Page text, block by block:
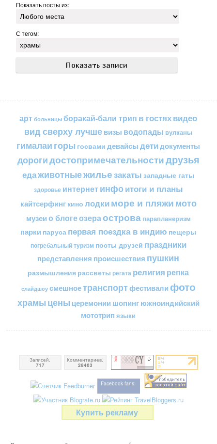
Показать посты из:
С тегом:
арт больницы боракай-бали трип в гостяхвидео
вид сверху лучшевизы водопады вулканы
гималаи горы госвами девайсы детидокументы
дорогидостопримечательностидрузья
едаживотныежильезакаты западные гаты
здоровье интернетинфоитоги и планы
кайтсерфинг кино лодкиморе и пляжимото
музеи о блогеозераострова парапланеризм
парки паруса первая поездка в индию пещеры
погребальный туризм посты друзей праздники
представления происшествия пушкин
размышления рассветы регата религия репка
слайдшоу смешноетранспортфестивали фото
храмы цены церемонии шопингюжноиндийский
мототрип языки
Записей:
717
Комментариев:
28463
Facebook fans:
Купить рекламу